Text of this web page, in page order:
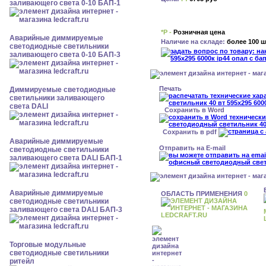
заливающего света 0-10 БАП-1
Аварийные диммируемые
светодиодные светильники
заливающего света 0-10 БАП-3
Диммируемые светодиодные
светильники заливающего
света DALI
Аварийные диммируемые
светодиодные светильники
заливающего света DALI БАП-1
Аварийные диммируемые
светодиодные светильники
заливающего света DALI БАП-3
Торговые модульные
светодиодные светильники
ритейл
*Р - Розничная цена
Наличие на складе: более 100
Печать
Сохранить в Word
Сохранить в pdf
Отправить на E-mail
ОБЛАСТЬ ПРИМЕНЕНИЯ 0